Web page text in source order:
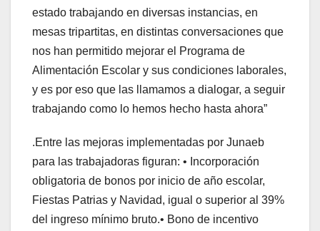
estado trabajando en diversas instancias, en
mesas tripartitas, en distintas conversaciones que
nos han permitido mejorar el Programa de
Alimentación Escolar y sus condiciones laborales,
y es por eso que las llamamos a dialogar, a seguir
trabajando como lo hemos hecho hasta ahora”
.Entre las mejoras implementadas por Junaeb
para las trabajadoras figuran: • Incorporación
obligatoria de bonos por inicio de año escolar,
Fiestas Patrias y Navidad, igual o superior al 39%
del ingreso mínimo bruto.• Bono de incentivo